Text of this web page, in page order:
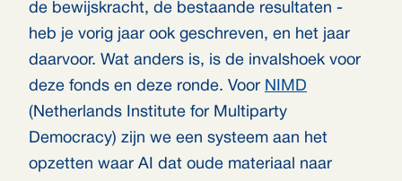
de bewijskracht, de bestaande resultaten -
heb je vorig jaar ook geschreven, en het jaar
daarvoor. Wat anders is, is de invalshoek voor
deze fonds en deze ronde. Voor NIMD
(Netherlands Institute for Multiparty
Democracy) zijn we een systeem aan het
opzetten waar AI dat oude materiaal naar